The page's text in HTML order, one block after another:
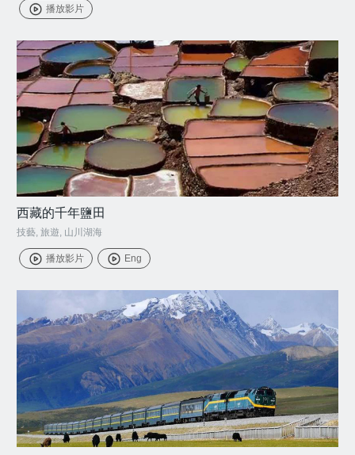
播放影片
西藏的千年鹽田
技藝, 旅遊, 山川湖海
播放影片 Eng